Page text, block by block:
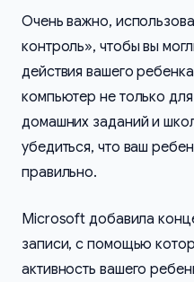
Очень важно,
контроль», чтобы вы
действия вашего
компьютер не только
домашних заданий и
убедиться, что ваш
правильно.
Microsoft добавила
записи, с помощью
активность вашего